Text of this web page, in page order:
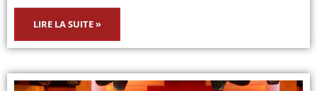
LIRE LA SUITE »